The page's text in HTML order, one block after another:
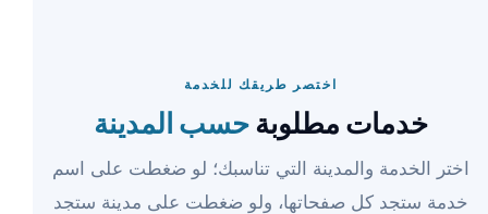
اختصر طريقك للخدمة
خدمات مطلوبةحسب المدينة
اختر الخدمة والمدينة التي تناسبك؛ لو ضغطت على اسم
خدمة ستجد كل صفحاتها، ولو ضغطت على مدينة ستجد